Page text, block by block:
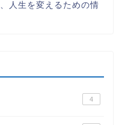
人生を変えるための情
4